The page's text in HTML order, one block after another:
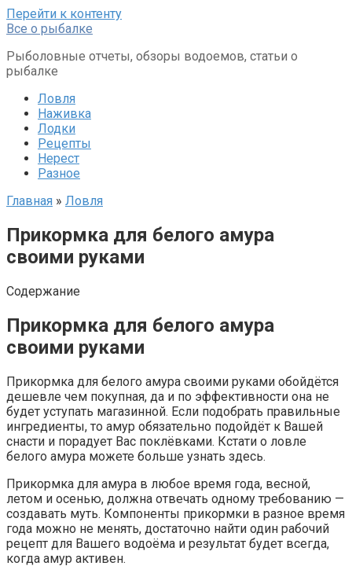
Перейти к контенту
Все о рыбалке
Рыболовные отчеты, обзоры водоемов, статьи о
рыбалке
Ловля
Наживка
Лодки
Рецепты
Нерест
Разное
Главная » Ловля
Прикормка для белого амура
своими руками
Содержание
Прикормка для белого амура
своими руками
Прикормка для белого амура своими руками обойдётся
дешевле чем покупная, да и по эффективности она не
будет уступать магазинной. Если подобрать правильные
ингредиенты, то амур обязательно подойдёт к Вашей
снасти и порадует Вас поклёвками. Кстати о ловле
белого амура можете больше узнать здесь.
Прикормка для амура в любое время года, весной,
летом и осенью, должна отвечать одному требованию —
создавать муть. Компоненты прикормки в разное время
года можно не менять, достаточно найти один рабочий
рецепт для Вашего водоёма и результат будет всегда,
когда амур активен.